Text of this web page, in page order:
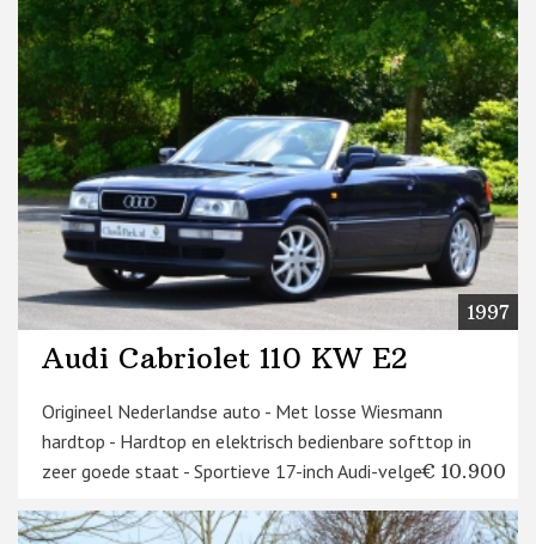
1997
Audi Cabriolet 110 KW E2
Origineel Nederlandse auto - Met losse Wiesmann
hardtop - Hardtop en elektrisch bedienbare softtop in
zeer goede staat - Sportieve 17-inch Audi-velgen€ 10.900